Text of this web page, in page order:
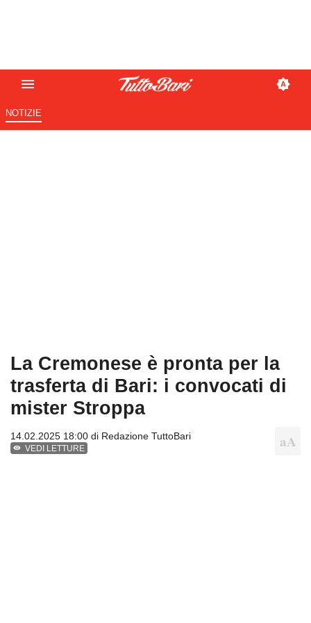
NOTIZIE
La Cremonese è pronta per la
trasferta di Bari: i convocati di
mister Stroppa
14.02.2025 18:00 di Redazione TuttoBari
VEDI LETTURE